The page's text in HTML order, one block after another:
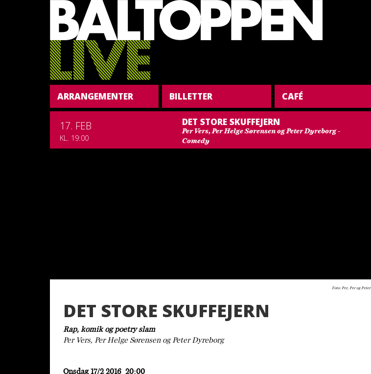
ARRANGEMENTER BILLETTER CAFÉ
17. FEB
KL. 19:00
DET STORE SKUFFEJERN
Per Vers, Per Helge Sørensen og Peter Dyreborg -
Comedy
Foto: Per, Per og Peter
DET STORE SKUFFEJERN
Rap, komik og poetry slam
Per Vers, Per Helge Sørensen og Peter Dyreborg